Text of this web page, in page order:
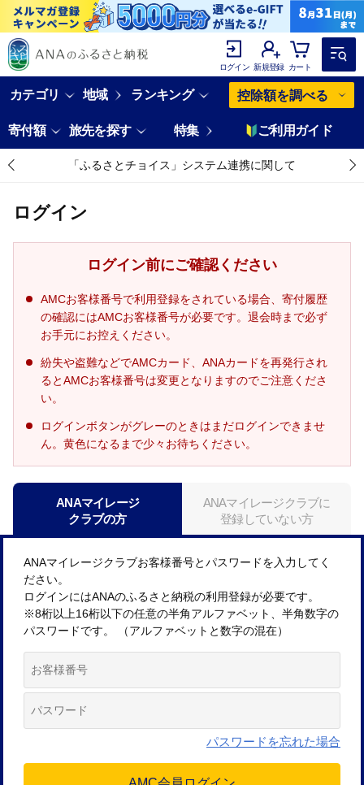
ログイン 新規登録 カート
カテゴリ 地域 ランキング 控除額を調べる
寄付額 旅先を探す 特集 ご利用ガイド
「ふるさとチョイス」システム連携に関して
ログイン
ログイン前にご確認ください
AMCお客様番号で利用登録をされている場合、寄付履歴
の確認にはAMCお客様番号が必要です。退会時まで必ず
お手元にお控えください。
紛失や盗難などでAMCカード、ANAカードを再発行され
るとAMCお客様番号は変更となりますのでご注意くださ
い。
ログインボタンがグレーのときはまだログインできませ
ん。黄色になるまで少々お待ちください。
ANAマイレージ
クラブの方
ANAマイレージクラブに
登録していない方
ANAマイレージクラブお客様番号とパスワードを入力してく
ださい。
ログインにはANAのふるさと納税の利用登録が必要です。
※8桁以上16桁以下の任意の半角アルファベット、半角数字の
パスワードです。 （アルファベットと数字の混在）
パスワードを忘れた場合